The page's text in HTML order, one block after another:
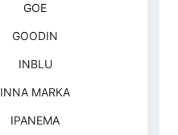
GOE
GOODIN
INBLU
INNA MARKA
IPANEMA